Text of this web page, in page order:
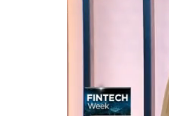
keuangan dalam
perkembangan sistem
untuk menarik dana dari
Seperti apa
dan sistem keamanannya?
Ayoconnect, Chiragh
Bagikan: